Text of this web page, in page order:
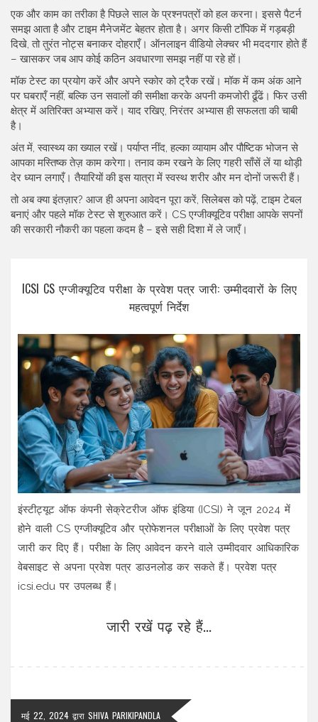
एक और काम का तरीका है पिछले साल के प्रश्नपत्रों को हल करना। इससे पैटर्न
समझ आता है और टाइम मैनेजमेंट बेहतर होता है। अगर किसी टॉपिक में गड़बड़ी
दिखे, तो तुरंत नोट्स बनाकर दोहराएँ। ऑनलाइन वीडियो लेक्चर भी मददगार होते हैं
– खासकर जब आप कोई कठिन अवधारणा समझ नहीं पा रहे हों।
मॉक टेस्ट का प्रयोग करें और अपने स्कोर को ट्रैक रखें। मॉक में कम अंक आने
पर घबराएँ नहीं, बल्कि उन सवालों की समीक्षा करके अपनी कमजोरी ढूँढें। फिर उसी
क्षेत्र में अतिरिक्त अभ्यास करें। याद रखिए, निरंतर अभ्यास ही सफलता की चाबी
है।
अंत में, स्वास्थ्य का ख्याल रखें। पर्याप्त नींद, हल्का व्यायाम और पौष्टिक भोजन से
आपका मस्तिष्क तेज़ काम करेगा। तनाव कम रखने के लिए गहरी साँसें लें या थोड़ी
देर ध्यान लगाएँ। तैयारियों की इस यात्रा में स्वस्थ शरीर और मन दोनों जरूरी हैं।
तो अब क्या इंतज़ार? आज ही अपना आवेदन पूरा करें, सिलेबस को पढ़ें, टाइम टेबल
बनाएं और पहले मॉक टेस्ट से शुरुआत करें। CS एग्जीक्यूटिव परीक्षा आपके सपनों
की सरकारी नौकरी का पहला कदम है – इसे सही दिशा में ले जाएँ।
ICSI CS एग्जीक्यूटिव परीक्षा के प्रवेश पत्र जारी: उम्मीदवारों के लिए
महत्वपूर्ण निर्देश
इंस्टीट्यूट ऑफ कंपनी सेक्रेटरीज ऑफ इंडिया (ICSI) ने जून 2024 में
होने वाली CS एग्जीक्यूटिव और प्रोफेशनल परीक्षाओं के लिए प्रवेश पत्र
जारी कर दिए हैं। परीक्षा के लिए आवेदन करने वाले उम्मीदवार आधिकारिक
वेबसाइट से अपना प्रवेश पत्र डाउनलोड कर सकते हैं। प्रवेश पत्र
icsi.edu पर उपलब्ध हैं।
जारी रखें पढ़ रहे हैं...
मई 22, 2024 द्वारा SHIVA PARIKIPANDLA